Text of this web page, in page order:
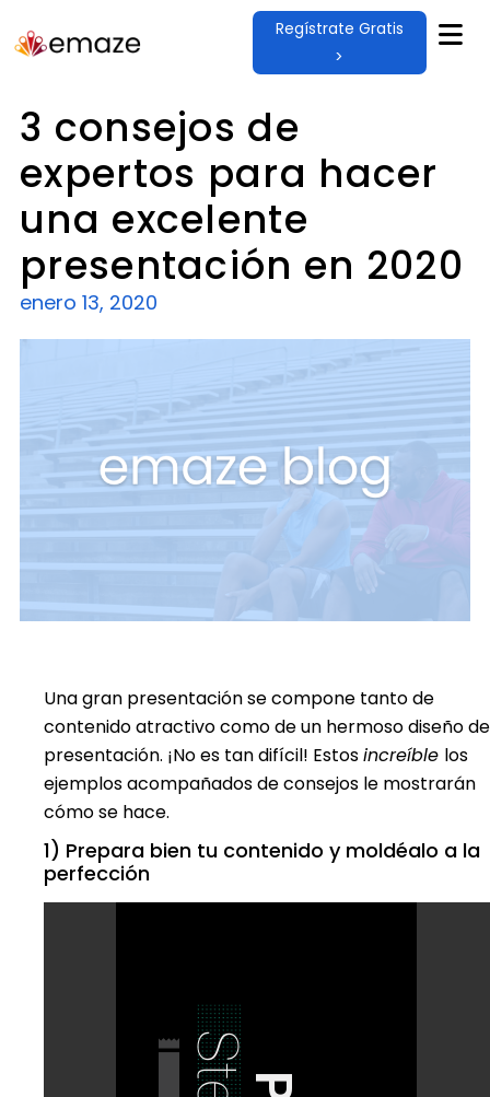
Regístrate Gratis
>
3 consejos de
expertos para hacer
una excelente
presentación en 2020
enero 13, 2020
Una gran presentación se compone tanto de
contenido atractivo como de un hermoso diseño de
presentación. ¡No es tan difícil! Estosincreíble los
ejemplos acompañados de consejos le mostrarán
cómo se hace.
1) Prepara bien tu contenido y moldéalo a la
perfección